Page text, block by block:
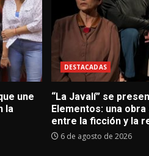
une
la
DESTACADAS
“La Javalí” se
Elementos: una
entre la ficción y la
6 de agosto de 2026